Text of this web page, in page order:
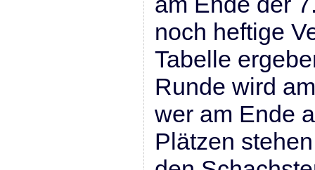
noch heftige
Tabelle
Runde wird
wer am Ende
Plätzen